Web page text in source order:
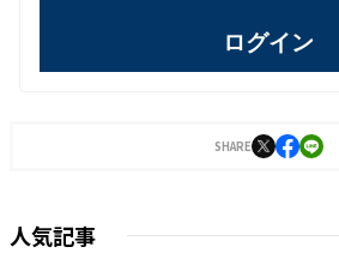
ログイン
SHARE
人気記事